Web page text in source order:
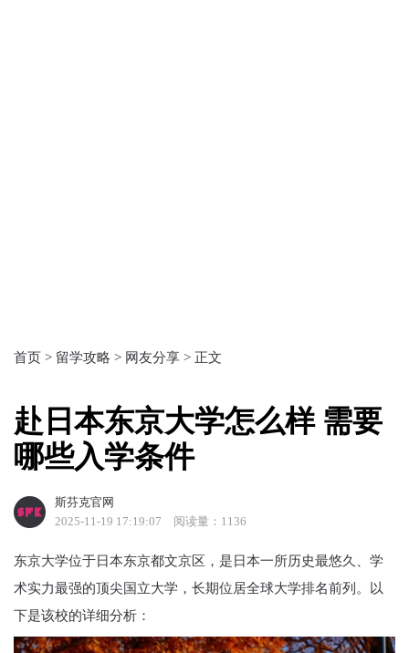
首页 > 留学攻略 > 网友分享 > 正文
赴日本东京大学怎么样 需要
哪些入学条件
斯芬克官网
2025-11-19 17:19:07
阅读量：1136
东京大学位于日本东京都文京区，是日本一所历史最悠久、学
术实力最强的顶尖国立大学，长期位居全球大学排名前列。以
下是该校的详细分析：